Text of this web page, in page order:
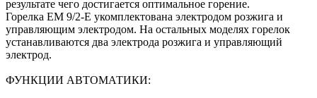
результате чего достигается оптимальное горение.
Горелка EM 9/2-E укомплектована электродом розжига и
управляющим электродом. На остальных моделях горелок
устанавливаются два электрода розжига и управляющий
электрод.
ФУНКЦИИ АВТОМАТИКИ: